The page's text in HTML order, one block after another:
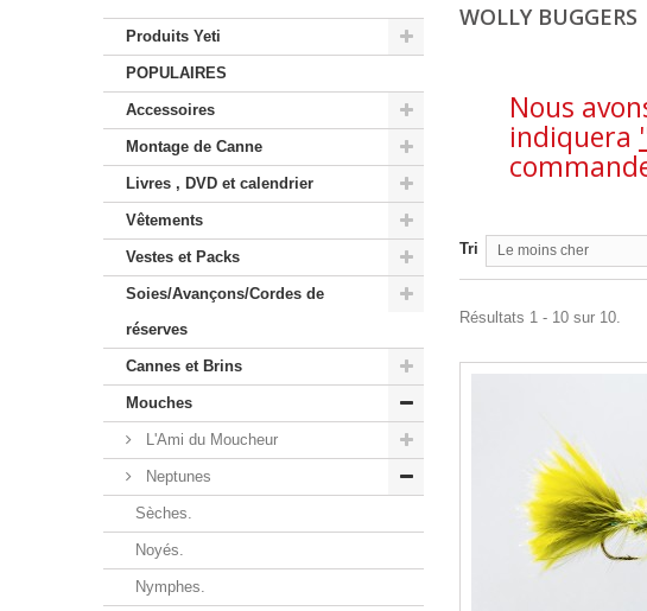
Produits Yeti
POPULAIRES
Accessoires
Montage de Canne
Livres , DVD et calendrier
Vêtements
Vestes et Packs
Soies/Avançons/Cordes de
réserves
Cannes et Brins
Mouches
L'Ami du Moucheur
Neptunes
Sèches.
Noyés.
Nymphes.
WOLLY BUGGERS
Nous
indiquera
Tri Le moins cher
Résultats 1 - 10 sur 10.